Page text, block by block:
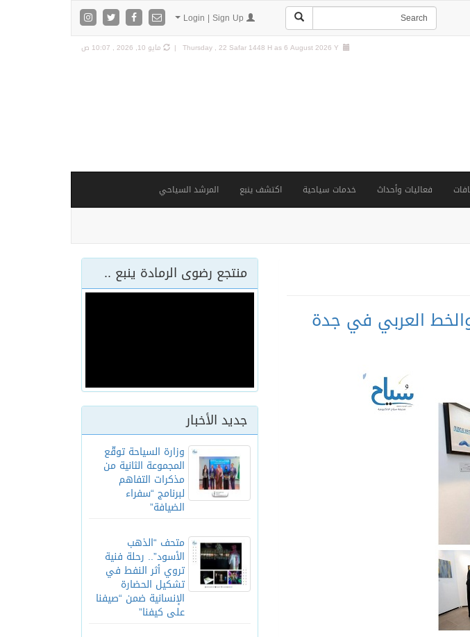
Thursday , 22 Safar 1448 H as6 August 2026 Y | مايو 10, 2026 , 10:07 ص
فعاليات وأحداث خدمات سياحية اكتشف ينبع المرشد السياحي
منتجع رضوى الرمادة ينبع ..
جديد الأخبار
وزارة السياحة توقّع
المجموعة الثانية من
مذكرات التفاهم
لبرنامج “سفراء
الضيافة”
متحف “الذهب
الأسود”.. رحلة فنية
تروي أثر النفط في
تشكيل الحضارة
الإنسانية ضمن “صيفنا
على كيفنا”
العربي في جدة